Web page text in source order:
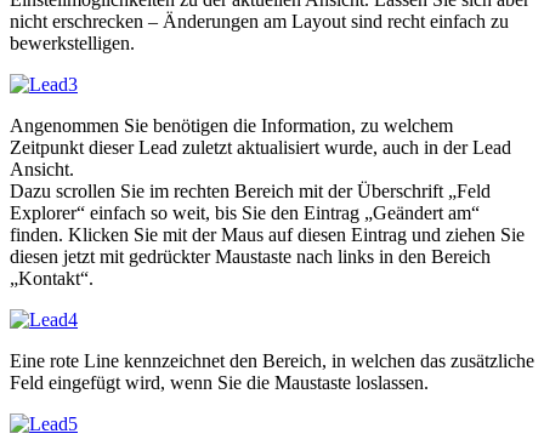
nicht erschrecken – Änderungen am Layout sind recht einfach zu
bewerkstelligen.
Angenommen Sie benötigen die Information, zu welchem
Zeitpunkt dieser Lead zuletzt aktualisiert wurde, auch in der Lead
Ansicht.
Dazu scrollen Sie im rechten Bereich mit der Überschrift „Feld
Explorer“ einfach so weit, bis Sie den Eintrag „Geändert am“
finden. Klicken Sie mit der Maus auf diesen Eintrag und ziehen Sie
diesen jetzt mit gedrückter Maustaste nach links in den Bereich
„Kontakt“.
Eine rote Line kennzeichnet den Bereich, in welchen das zusätzliche
Feld eingefügt wird, wenn Sie die Maustaste loslassen.